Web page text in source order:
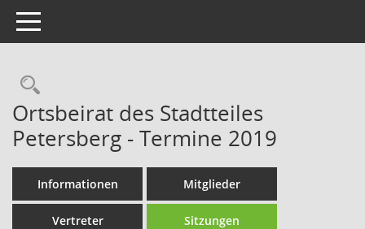
Toggle navigation
Rechercheauswahl
Ortsbeirat des Stadtteiles
Petersberg - Termine 2019
Informationen Mitglieder
Vertreter Sitzungen